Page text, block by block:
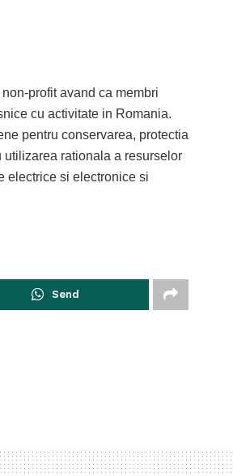
profit avand ca membri
cu activitate in Romania.
pentru conservarea, protectia
rationala a resurselor
electrice si electronice si
Send